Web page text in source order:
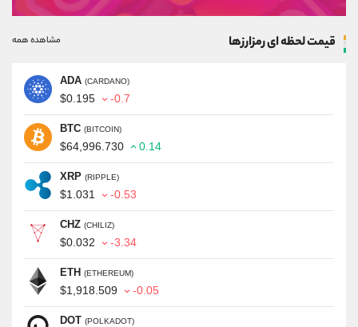
قیمت لحظه ای رمزارزها مشاهده همه
ADA (CARDANO)
$0.195 -0.7
BTC (BITCOIN)
$64,996.730 0.14
XRP (RIPPLE)
$1.031 -0.53
CHZ (CHILIZ)
$0.032 -3.34
ETH (ETHEREUM)
$1,918.509 -0.05
DOT (POLKADOT)